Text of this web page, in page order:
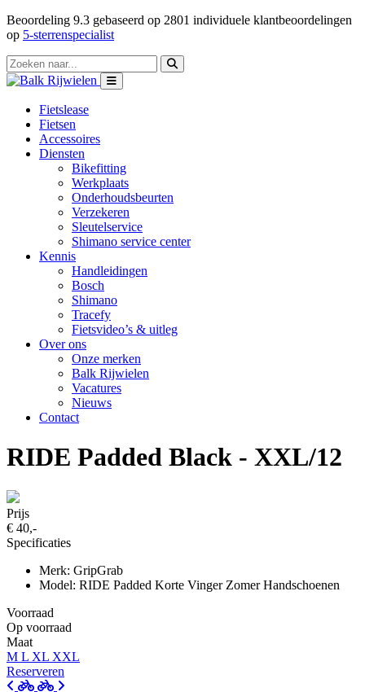
Beoordeling 9.3 gebaseerd op 2801 individuele klantbeoordelingen
op 5-sterrenspecialist
Fietslease
Fietsen
Accessoires
Diensten
Bikefitting
Werkplaats
Onderhoudsbeurten
Verzekeren
Sleutelservice
Shimano service center
Kennis
Handleidingen
Bosch
Shimano
Tracefy
Fietsvideo’s & uitleg
Over ons
Onze merken
Balk Rijwielen
Vacatures
Nieuws
Contact
RIDE Padded Black - XXL/12
Prijs
€ 40,-
Specificaties
Merk: GripGrab
Model: RIDE Padded Korte Vinger Zomer Handschoenen
Voorraad
Op voorraad
Maat
M L XL XXL
Reserveren